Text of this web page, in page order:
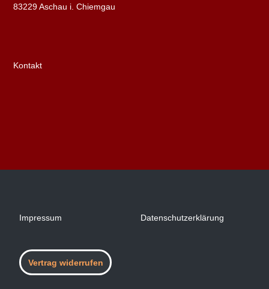
83229 Aschau i. Chiemgau
Kontakt
Impressum Datenschutzerklärung
Vertrag widerrufen